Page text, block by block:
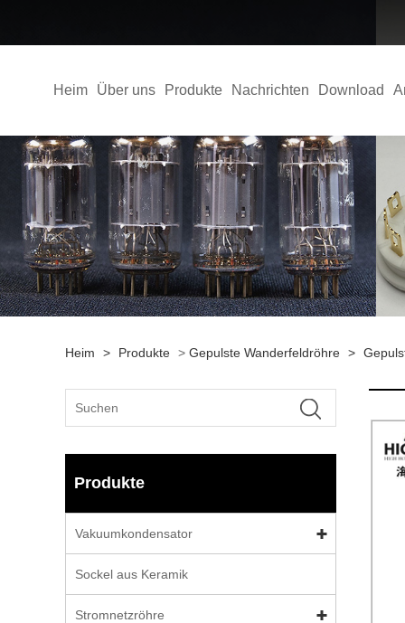
Heim Über uns Produkte Nachrichten Download
Heim > Produkte > Gepulste Wanderfeldröhre >
Produkte
Vakuumkondensator
Sockel aus Keramik
Stromnetzröhre